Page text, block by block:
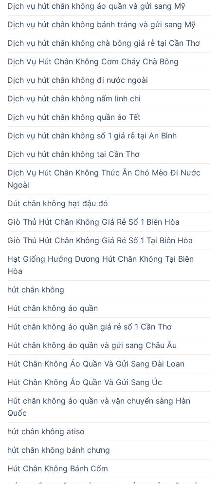
Dịch vụ hút chân không áo quần và gửi sang Mỹ
Dịch vụ hút chân không bánh tráng và gửi sang Mỹ
Dịch vụ hút chân không chà bông giá rẻ tại Cần Thơ
Dịch Vụ Hút Chân Không Cơm Cháy Chà Bông
Dịch vụ hút chân không đi nước ngoài
Dịch vụ hút chân không nấm linh chi
Dịch vụ hút chân không quần áo Tết
Dịch vụ hút chân không số 1 giá rẻ tại An Bình
Dịch vụ hút chân không tại Cần Thơ
Dịch Vụ Hút Chân Không Thức Ăn Chó Mèo Đi Nước
Ngoài
Dút chân không hạt đậu đỏ
Giò Thủ Hút Chân Không Giá Rẻ Số 1 Biên Hòa
Giò Thủ Hút Chân Không Giá Rẻ Số 1 Tại Biên Hòa
Hạt Giống Hướng Dương Hút Chân Không Tại Biên
Hòa
hút chân không
Hút chân không áo quần
Hút chân không áo quần giá rẻ số 1 Cần Thơ
Hút chân không áo quần và gửi sang Châu Âu
Hút Chân Không Áo Quần Và Gửi Sang Đài Loan
Hút Chân Không Áo Quần Và Gửi Sang Úc
Hút chân không áo quần và vận chuyển sàng Hàn
Quốc
hút chân không atiso
hút chân không bánh chưng
Hút Chân Không Bánh Cốm